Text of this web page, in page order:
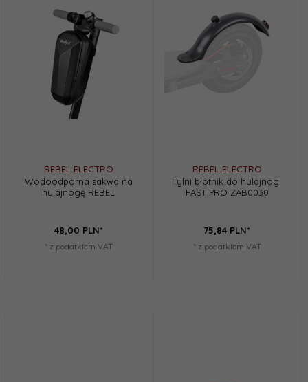
REBEL ELECTRO
Wodoodporna sakwa na
hulajnogę REBEL
48,00 PLN*
* z podatkiem VAT
REBEL ELECTRO
Tylni błotnik do hulajnogi
FAST PRO ZAB0030
75,84 PLN*
* z podatkiem VAT